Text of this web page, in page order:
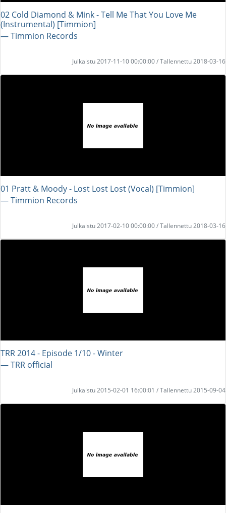
02 Cold Diamond & Mink - Tell Me That You Love Me
(Instrumental) [Timmion]
― Timmion Records
Julkaistu 2017-11-10 00:00:00 / Tallennettu 2018-03-16
01 Pratt & Moody - Lost Lost Lost (Vocal) [Timmion]
― Timmion Records
Julkaistu 2017-02-10 00:00:00 / Tallennettu 2018-03-16
TRR 2014 - Episode 1/10 - Winter
― TRR official
Julkaistu 2015-02-01 16:00:01 / Tallennettu 2015-09-04